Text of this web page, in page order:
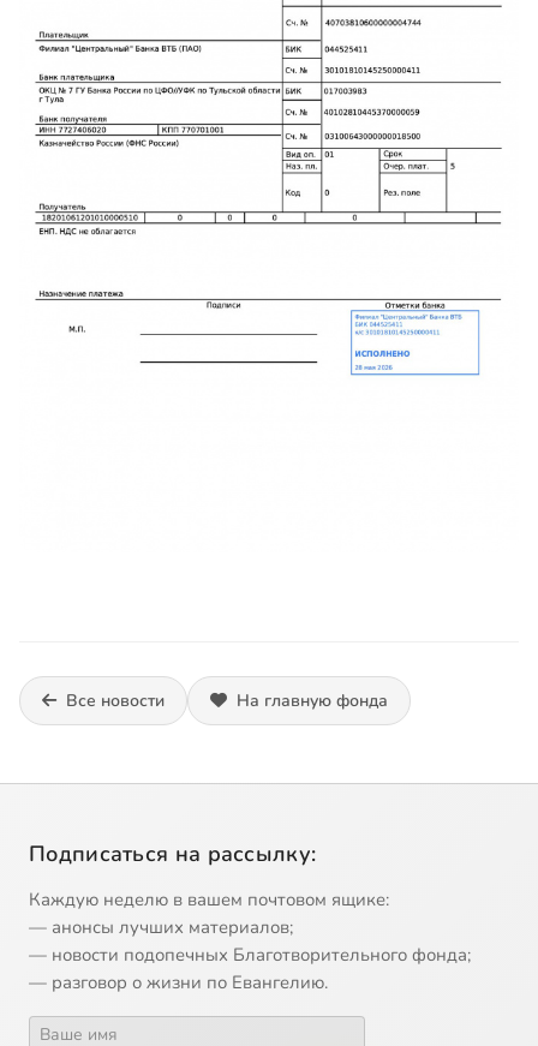
Все новости На главную фонда
Подписаться на рассылку:
Каждую неделю в вашем почтовом ящике:
— анонсы лучших материалов;
— новости подопечных Благотворительного фонда;
— разговор о жизни по Евангелию.